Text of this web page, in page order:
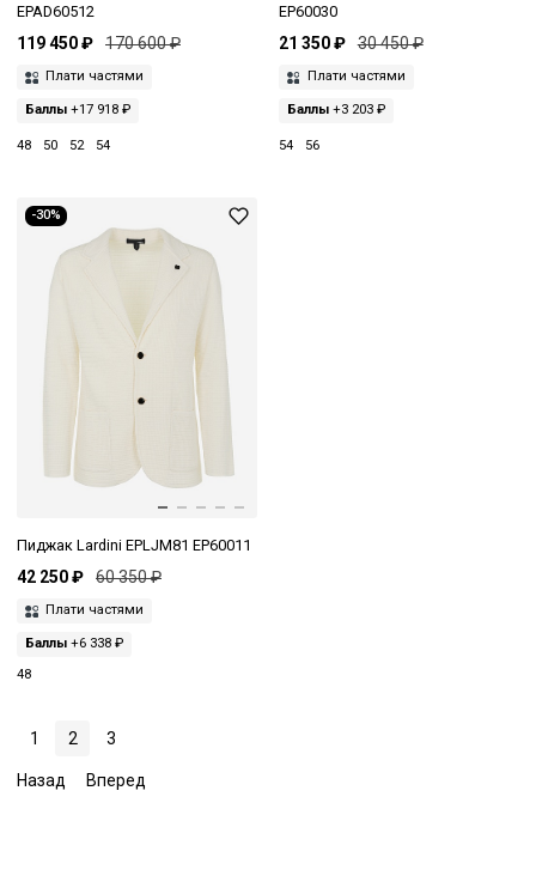
EPAD60512
119 450 ₽ 170 600 ₽
Плати частями
Баллы +17 918 ₽
48 50 52 54
EP60030
21 350 ₽ 30 450 ₽
Плати частями
Баллы+3 203 ₽
54 56
-30%
Пиджак Lardini EPLJM81 EP60011
42 250 ₽ 60 350 ₽
Плати частями
Баллы +6 338 ₽
48
1 2 3
Назад Вперед